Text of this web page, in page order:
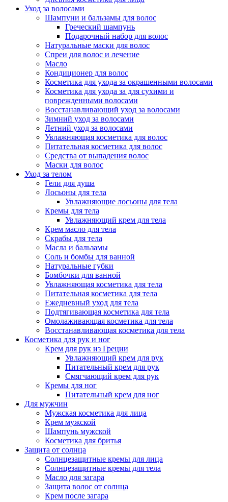
Уход за волосами
Шампуни и бальзамы для волос
Греческий шампунь
Подарочный набор для волос
Натуральные маски для волос
Спреи для волос и лечение
Масло
Кондиционер для волос
Косметика для ухода за окрашенными волосами
Косметика для ухода за для сухими и
поврежденными волосами
Восстанавливающий уход за волосами
Зимний уход за волосами
Летний уход за волосами
Увлажняющая косметика для волос
Питательная косметика для волос
Средства от выпадения волос
Маски для волос
Уход за телом
Гели для душа
Лосьоны для тела
Увлажняющие лосьоны для тела
Кремы для тела
Увлажняющий крем для тела
Крем масло для тела
Скрабы для тела
Масла и бальзамы
Соль и бомбы для ванной
Натуральные губки
Бомбочки для ванной
Увлажняющая косметика для тела
Питательная косметика для тела
Ежедневный уход для тела
Подтягивающая косметика для тела
Омолаживающая косметика для тела
Восстанавливающая косметика для тела
Косметика для рук и ног
Крем для рук из Греции
Увлажняющий крем для рук
Питательный крем для рук
Смягчающий крем для рук
Кремы для ног
Питательный крем для ног
Для мужчин
Мужская косметика для лица
Крем мужской
Шампунь мужской
Косметика для бритья
Защита от солнца
Солнцезащитные кремы для лица
Солнцезащитные кремы для тела
Масло для загара
Защита волос от солнца
Крем после загара